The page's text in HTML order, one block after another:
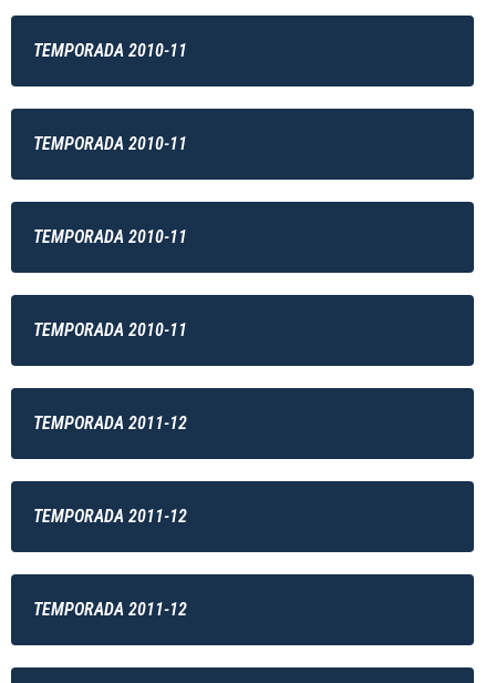
TEMPORADA 2010-11
TEMPORADA 2010-11
TEMPORADA 2010-11
TEMPORADA 2010-11
TEMPORADA 2011-12
TEMPORADA 2011-12
TEMPORADA 2011-12